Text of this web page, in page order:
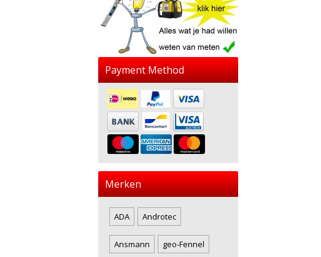
Payment Method
Merken
ADA Androtec
Ansmann geo-Fennel